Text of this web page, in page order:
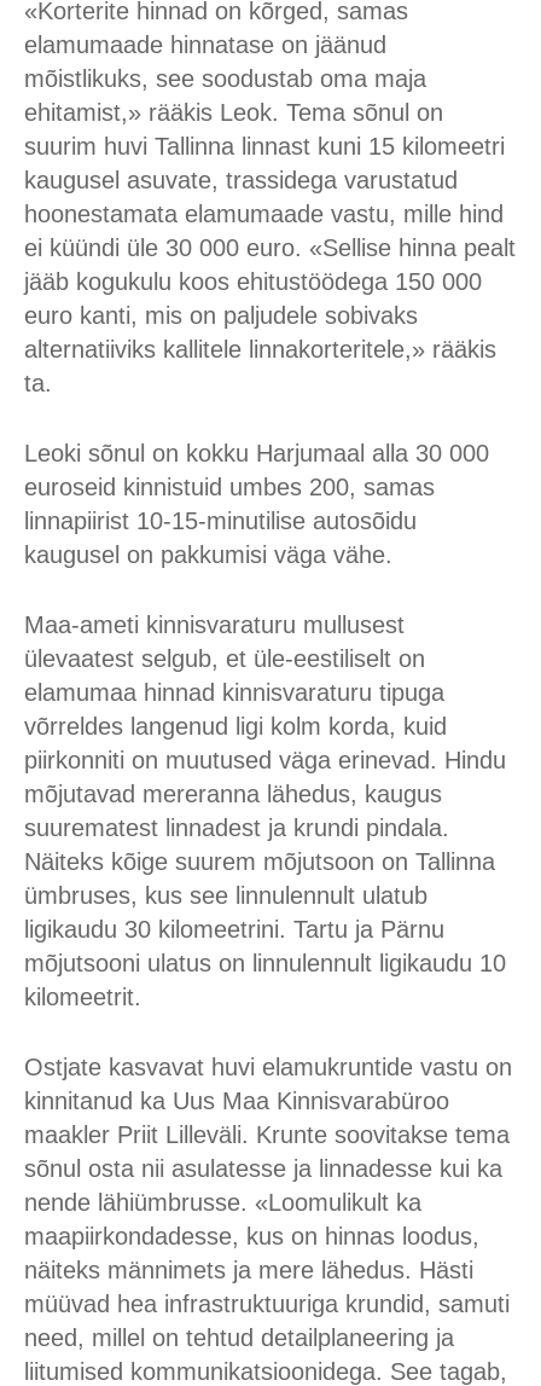
«Korterite hinnad on kõrged, samas
elamumaade hinnatase on jäänud
mõistlikuks, see soodustab oma maja
ehitamist,» rääkis Leok. Tema sõnul on
suurim huvi Tallinna linnast kuni 15 kilomeetri
kaugusel asuvate, trassidega varustatud
hoonestamata elamumaade vastu, mille hind
ei küündi üle 30 000 euro. «Sellise hinna pealt
jääb kogukulu koos ehitustöödega 150 000
euro kanti, mis on paljudele sobivaks
alternatiiviks kallitele linnakorteritele,» rääkis
ta.
Leoki sõnul on kokku Harjumaal alla 30 000
euroseid kinnistuid umbes 200, samas
linnapiirist 10-15-minutilise autosõidu
kaugusel on pakkumisi väga vähe.
Maa-ameti kinnisvaraturu mullusest
ülevaatest selgub, et üle-eestiliselt on
elamumaa hinnad kinnisvaraturu tipuga
võrreldes langenud ligi kolm korda, kuid
piirkonniti on muutused väga erinevad. Hindu
mõjutavad mereranna lähedus, kaugus
suurematest linnadest ja krundi pindala.
Näiteks kõige suurem mõjutsoon on Tallinna
ümbruses, kus see linnulennult ulatub
ligikaudu 30 kilomeetrini. Tartu ja Pärnu
mõjutsooni ulatus on linnulennult ligikaudu 10
kilomeetrit.
Ostjate kasvavat huvi elamukruntide vastu on
kinnitanud ka Uus Maa Kinnisvarabüroo
maakler Priit Lilleväli. Krunte soovitakse tema
sõnul osta nii asulatesse ja linnadesse kui ka
nende lähiümbrusse. «Loomulikult ka
maapiirkondadesse, kus on hinnas loodus,
näiteks männimets ja mere lähedus. Hästi
müüvad hea infrastruktuuriga krundid, samuti
need, millel on tehtud detailplaneering ja
liitumised kommunikatsioonidega. See tagab,